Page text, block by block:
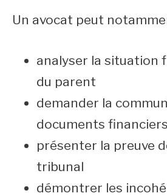
Un avocat peut
analyser la situation
du parent
demander la
documents financiers
présenter la preuve
tribunal
démontrer les